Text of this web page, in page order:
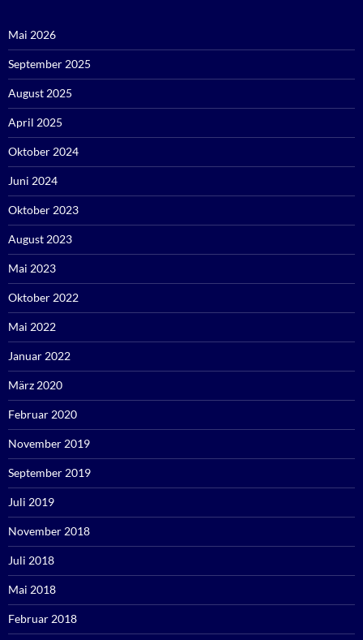
Mai 2026
September 2025
August 2025
April 2025
Oktober 2024
Juni 2024
Oktober 2023
August 2023
Mai 2023
Oktober 2022
Mai 2022
Januar 2022
März 2020
Februar 2020
November 2019
September 2019
Juli 2019
November 2018
Juli 2018
Mai 2018
Februar 2018